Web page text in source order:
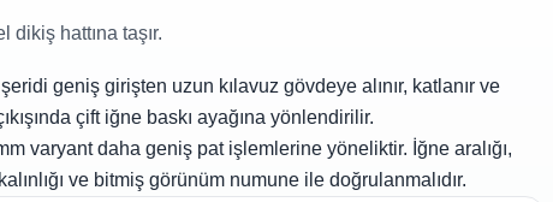
dikiş hattına taşır.
geniş girişten uzun kılavuz gövdeye alınır, katlanır ve
çift iğne baskı ayağına yönlendirilir.
varyant daha geniş pat işlemlerine yöneliktir. İğne aralığı,
ve bitmiş görünüm numune ile doğrulanmalıdır.